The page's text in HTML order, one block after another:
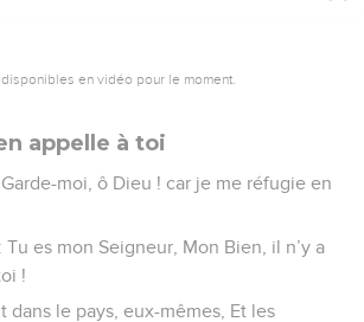
en vidéo pour le moment.
appelle à toi
moi, ô Dieu ! car je me réfugie en
Tu es mon Seigneur, Mon Bien, il n’y a
!
dans le pays, eux-mêmes, Et les